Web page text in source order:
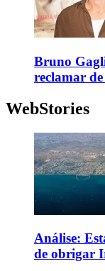
Bruno
reclamar
WebStories
Análise:
de obrigar